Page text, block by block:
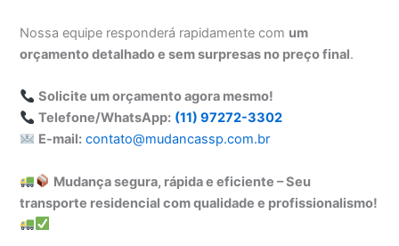
Nossa equipe responderá rapidamente com um
orçamento detalhado e sem surpresas no preço final.
Solicite um orçamento agora mesmo!
Telefone/WhatsApp: (11) 97272-3302
E-mail: contato@mudancassp.com.br
Mudança segura, rápida e eficiente – Seu
transporte residencial com qualidade e profissionalismo!